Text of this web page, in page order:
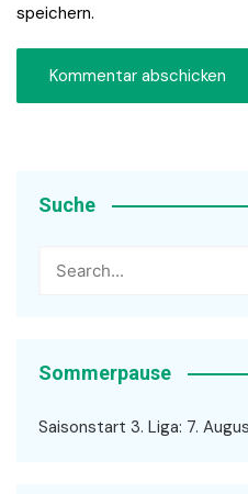
speichern.
Suche
Sommerpause
Saisonstart 3. Liga: 7.